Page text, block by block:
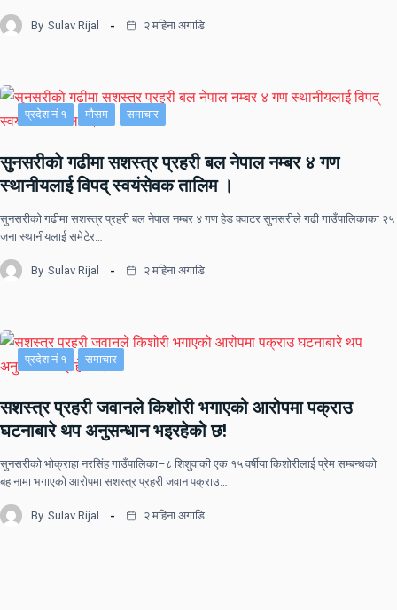
By Sulav Rijal २ महिना अगाडि
प्रदेश नं १ मौसम समाचार
सुनसरीकाे गढीमा सशस्त्र प्रहरी बल नेपाल नम्बर ४ गण
स्थानीयलाई विपद् स्वयंसेवक तालिम ।
सुनसरीकाे गढीमा सशस्त्र प्रहरी बल नेपाल नम्बर ४ गण हेड क्वाटर सुनसरीले गढी गाउँपालिकाका २५
जना स्थानीयलाई समेटेर…
By Sulav Rijal २ महिना अगाडि
प्रदेश नं १ समाचार
सशस्त्र प्रहरी जवानले किशोरी भगाएको आरोपमा पक्राउ
घटनाबारे थप अनुसन्धान भइरहेको छ!
सुनसरीको भोक्राहा नरसिंह गाउँपालिका–८ शिशुवाकी एक १५ वर्षीया किशोरीलाई प्रेम सम्बन्धको
बहानामा भगाएको आरोपमा सशस्त्र प्रहरी जवान पक्राउ…
By Sulav Rijal २ महिना अगाडि